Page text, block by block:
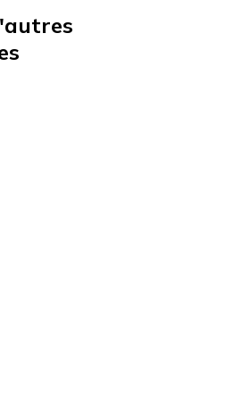
cadeaux de vos marques
cartes-cadeaux